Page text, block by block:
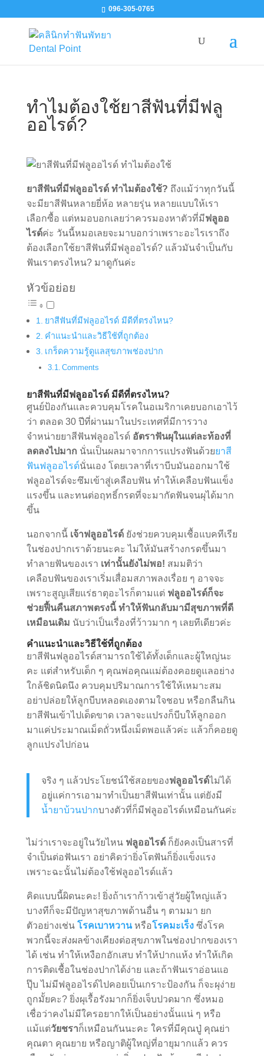
096-305-0765
ทำไมต้องใช้ยาสีฟันที่มีฟลู
ออไรด์?
ยาสีฟันที่มีฟลูออไรด์ ทำไมต้องใช้? ถึงแม้ว่าทุกวันนี้
จะมียาสีฟันหลายยี่ห้อ หลายรุ่น หลายแบบให้เรา
เลือกซื้อ แต่หมอบอกเลยว่าควรมองหาตัวที่มีฟลูออ
ไรด์ค่ะ วันนี้หมอเลยจะมาบอกว่าเพราะอะไรเราถึง
ต้องเลือกใช้ยาสีฟันที่มีฟลูออไรด์? แล้วมันจำเป็นกับ
ฟันเราตรงไหน? มาดูกันค่ะ
หัวข้อย่อย
ยาสีฟันที่มีฟลูออไรด์ มีดีที่ตรงไหน?
คำแนะนำและวิธีใช้ที่ถูกต้อง
เกร็ดความรู้ดูแลสุขภาพช่องปาก
Comments
ยาสีฟันที่มีฟลูออไรด์ มีดีที่ตรงไหน?
ศูนย์ป้องกันและควบคุมโรคในอเมริกาเคยบอกเอาไว้
ว่า ตลอด 30 ปีที่ผ่านมาในประเทศที่มีการวาง
จำหน่ายยาสีฟันฟลูออไรด์ อัตราฟันผุในแต่ละท้องที่
ลดลงไปมาก นั่นเป็นผลมาจากการแปรงฟันด้วยยาสี
ฟันฟลูออไรด์นั่นเอง โดยเวลาที่เราบีบมันออกมาใช้
ฟลูออไรด์จะซึมเข้าสู่เคลือบฟัน ทำให้เคลือบฟันแข็ง
แรงขึ้น และทนต่อฤทธิ์กรดที่จะมากัดฟันจนผุได้มาก
ขึ้น
นอกจากนี้ เจ้าฟลูออไรด์ยังช่วยควบคุมเชื้อแบคทีเรีย
ในช่องปากเราด้วยนะคะ ไม่ให้มันสร้างกรดขึ้นมา
ทำลายฟันของเรา เท่านั้นยังไม่พอ! สมมติว่า
เคลือบฟันของเราเริ่มเสื่อมสภาพลงเรื่อย ๆ อาจจะ
เพราะสูญเสียแร่ธาตุอะไรก็ตามแต่ ฟลูออไรด์ก็จะ
ช่วยฟื้นคืนสภาพตรงนี้ ทำให้ฟันกลับมามีสุขภาพที่ดี
เหมือนเดิม นับว่าเป็นเรื่องที่ว้าวมาก ๆ เลยทีเดียวค่ะ
คำแนะนำและวิธีใช้ที่ถูกต้อง
ยาสีฟันฟลูออไรด์สามารถใช้ได้ทั้งเด็กและผู้ใหญ่นะ
คะ แต่สำหรับเด็ก ๆ คุณพ่อคุณแม่ต้องคอยดูแลอย่าง
ใกล้ชิดนิดนึง ควบคุมปริมาณการใช้ให้เหมาะสม
อย่าปล่อยให้ลูกบีบหลอดเองตามใจชอบ หรือกลืนกิน
ยาสีฟันเข้าไปเด็ดขาด เวลาจะแปรงก็บีบให้ลูกออก
มาแค่ประมาณเม็ดถั่วหนึ่งเม็ดพอแล้วค่ะ แล้วก็คอยดู
ลูกแปรงไปก่อน
จริง ๆ แล้วประโยชน์ใช้สอยของฟลูออไรด์ไม่ได้
อยู่แค่การเอามาทำเป็นยาสีฟันเท่านั้น แต่ยังมี
น้ำยาบ้วนปากบางตัวที่ก็มีฟลูออไรด์เหมือนกันค่ะ
ไม่ว่าเราจะอยู่ในวัยไหนฟลูออไรด์ก็ยังคงเป็นสารที่
จำเป็นต่อฟันเรา อย่าคิดว่ายิ่งโตฟันก็ยิ่งแข็งแรง
เพราะฉะนั้นไม่ต้องใช้ฟลูออไรด์แล้ว
คิดแบบนี้ผิดนะคะ! ยิ่งถ้าเราก้าวเข้าสู่วัยผู้ใหญ่แล้ว
บางทีก็จะมีปัญหาสุขภาพด้านอื่น ๆ ตามมา ยก
ตัวอย่างเช่น โรคเบาหวานหรือโรคมะเร็งซึ่งโรค
พวกนี้จะส่งผลข้างเคียงต่อสุขภาพในช่องปากของเรา
ได้ เช่น ทำให้เหงือกอักเสบ ทำให้ปากแห้ง ทำให้เกิด
การติดเชื้อในช่องปากได้ง่าย และถ้าฟันเราอ่อนแอ
ปุ๊บ ไม่มีฟลูออไรด์ไปคอยเป็นเกราะป้องกัน ก็จะผุง่าย
ถูกมั้ยคะ? ยิ่งผุเรื้อรังมากก็ยิ่งเจ็บปวดมาก ซึ่งหมอ
เชื่อว่าคงไม่มีใครอยากให้เป็นอย่างนั้นแน่ ๆ หรือ
แม้แต่วัยชราก็เหมือนกันนะคะ ใครที่มีคุณปู่ คุณย่า
คุณตา คุณยาย หรือญาติผู้ใหญ่ที่อายุมากแล้ว ควร